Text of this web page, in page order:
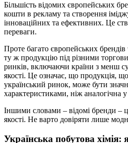
Більшість відомих європейських
кошти в рекламу та створення
інноваційних та ефективних. Це
переваги.
Проте багато європейських
ту ж продукцію під різними
ринків, включаючи країни з менш
якості. Це означає, що продукція,
український ринок, може бути
характеристиками, ніж аналогічна
Іншими словами – відомі бренди –
якості. Не варто довіряти лише
Українська побутова хімія: